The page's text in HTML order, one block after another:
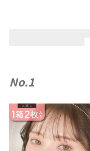
No.1